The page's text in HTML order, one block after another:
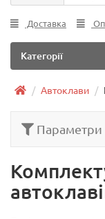
Доставка
Категорії
Автоклави
Параметри